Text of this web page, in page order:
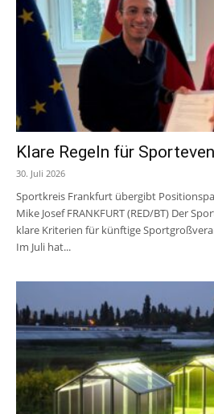
Klare Regeln für
30. Juli 2026
Sportkreis Frankfurt übergibt
Mike Josef FRANKFURT (RED/BT) Der
klare Kriterien für künftige
Im Juli hat...